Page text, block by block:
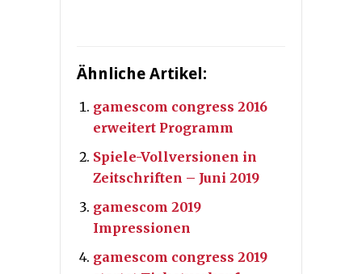
Ähnliche Artikel:
gamescom congress 2016
erweitert Programm
Spiele-Vollversionen in
Zeitschriften – Juni 2019
gamescom 2019
Impressionen
gamescom congress 2019